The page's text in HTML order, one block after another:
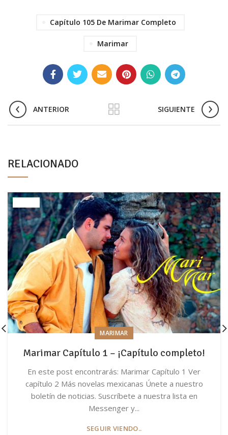
Capítulo 105 De Marimar Completo
Marimar
ANTERIOR SIGUIENTE
RELACIONADO
MARIMAR
Marimar Capítulo 1 – ¡Capítulo completo!
En este post encontrarás: Marimar Capítulo 1 Ver
capítulo 2 Más novelas mexicanas Únete a nuestro
boletín de noticias. Suscríbete a nuestra lista en
Messenger y...
SEGUIR VIENDO..